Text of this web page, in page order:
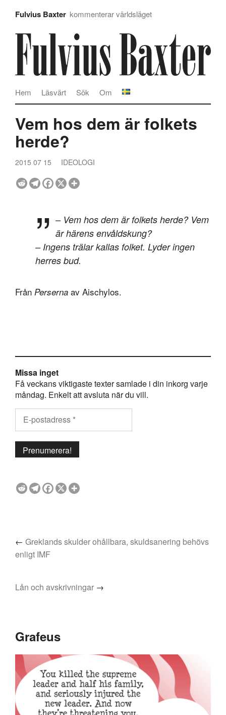
Fulvius Baxter kommenterar världsläget
Om
Sök
Läsvärt
Hem
Vem hos dem är folkets
herde?
2015 07 15 IDEOLOGI
– Vem hos dem är folkets herde? Vem
är härens envåldskung?
– Ingens trälar kallas folket. Lyder ingen
herres bud.
Från Perserna av Aischylos.
Missa inget
Få veckans viktigaste texter samlade i din inkorg varje
måndag. Enkelt att avsluta när du vill.
← Greklands skulder ohållbara, skuldsanering behövs
enligt IMF
Lån och avskrivningar →
Grafeus